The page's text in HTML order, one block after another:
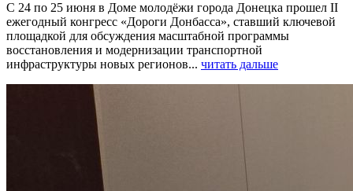
С 24 по 25 июня в Доме молодёжи города Донецка прошел II
ежегодный конгресс «Дороги Донбасса», ставший ключевой
площадкой для обсуждения масштабной программы
восстановления и модернизации транспортной
инфраструктуры новых регионов... читать дальше